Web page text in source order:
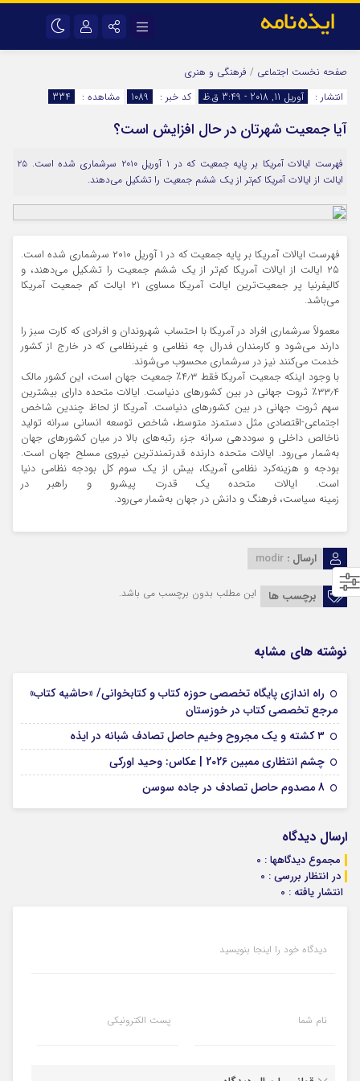
اینستاگرام
سروش
ایتا
آپارات
اپلیکیشن رمز عبور
صفحه نخست اجتماعی / فرهنگی و هنری
انتشار :
آوریل 11, 2018 - 3:49 ق.ظ کد خبر : 1089 مشاهده : 334
آیا جمعیت شهرتان در حال افزایش است؟
فهرست ایالات آمریکا بر پایه جمعیت که در ۱ آوریل ۲۰۱۰ سرشماری شده است. ۲۵
ایالت از ایالات آمریکا کم‌تر از یک ششم جمعیت را تشکیل می‌دهند.
فهرست ایالات آمریکا بر پایه جمعیت که در ۱ آوریل ۲۰۱۰ سرشماری شده است.
۲۵ ایالت از ایالات آمریکا کم‌تر از یک ششم جمعیت را تشکیل می‌دهند، و
کالیفرنیا پر جمعیت‌ترین ایالت آمریکا مساوی ۲۱ ایالت کم جمعیت آمریکا
می‌باشد.
معمولاً سرشماری افراد در آمریکا با احتساب شهروندان و افرادی که کارت سبز را
دارند می‌شود و کارمندان فدرال چه نظامی و غیرنظامی که در خارج از کشور
خدمت می‌کنند نیز در سرشماری محسوب می‌شوند.
با وجود اینکه جمعیت آمریکا فقط ۴٫۳٪ جمعیت جهان است، این کشور مالک
۳۳٫۴٪ ثروت جهانی در بین کشورهای دنیاست. ایالات متحده دارای بیشترین
سهم ثروت جهانی در بین کشورهای دنیاست. آمریکا از لحاظ چندین شاخص
اجتماعی-اقتصادی مثل دستمزد متوسط، شاخص توسعه انسانی سرانه تولید
ناخالص داخلی و سوددهی سرانه جزء رتبه‌های بالا در میان کشورهای جهان
به‌شمار می‌رود. ایالات متحده دارنده قدرتمندترین نیروی مسلح جهان است.
بودجه و هزینه‌کرد نظامی آمریکا، بیش از یک سوم کل بودجه نظامی دنیا
است. ایالات متحده یک قدرت پیشرو و راهبر در
زمینه سیاست، فرهنگ و دانش در جهان به‌شمار می‌رود.
ارسال : modir
برچسب ها این مطلب بدون برچسب می باشد.
نوشته های مشابه
راه اندازی پایگاه تخصصی حوزه کتاب و کتابخوانی/ «حاشیه کتاب»
مرجع تخصصی کتاب در خوزستان
۳ کشته و یک مجروح وخیم حاصل تصادف شبانه در ایذه
چشم انتظاری ممبین 2026 | عکاس: وحید اورکی
8 مصدوم حاصل تصادف در جاده سوسن
ارسال دیدگاه
مجموع دیدگاهها : 0
در انتظار بررسی : 0
انتشار یافته : 0
دیدگاه خود را اینجا بنویسید
نام شما پست الکترونیکی